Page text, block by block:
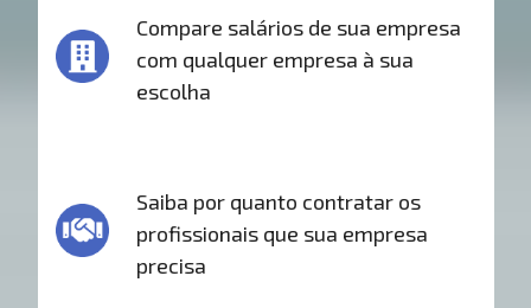
Compare salários de sua empresa
com qualquer empresa à sua
escolha
Saiba por quanto contratar os
profissionais que sua empresa
precisa